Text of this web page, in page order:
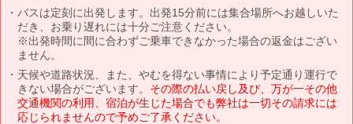
バスは定刻に出発します。出発15分前には集合場所へお越しいた
だき、お乗り遅れには十分ご注意ください。
※出発時間に間に合わずご乗車できなかった場合の返金はござい
ません。
天候や道路状況、また、やむを得ない事情により予定通り運行で
きない場合がございます。 その際の払い戻し及び、万が一その他
交通機関の利用、宿泊が生じた場合でも弊社は一切その請求には
応じられませんので予めご了承ください。